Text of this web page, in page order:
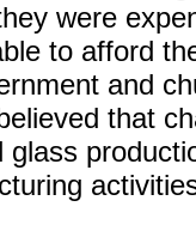
were
to afford
and
that
glass